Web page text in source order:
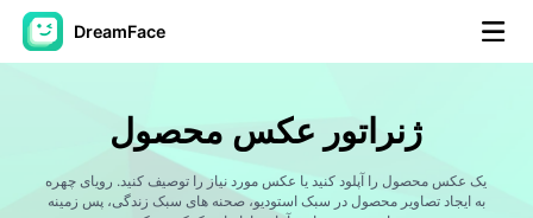
DreamFace
ابزارهای هوش مصنوعی
ویدیوی آواتار
ژنراتور عکس محصول
یک عکس محصول را آپلود کنید یا عکس مورد نیاز را توصیف کنید. رویای چهره
به ایجاد تصاویر محصول در سبک استودیو، صحنه های سبک زندگی، پس زمینه